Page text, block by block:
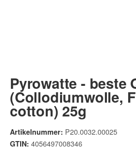
Pyrowatte - beste
(Collodiumwolle,
cotton) 25g
Artikelnummer: P20.0032.00025
GTIN: 4056497008346